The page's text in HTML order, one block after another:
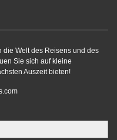
die Welt des Reisens und des
Sie sich auf kleine
Auszeit bieten!